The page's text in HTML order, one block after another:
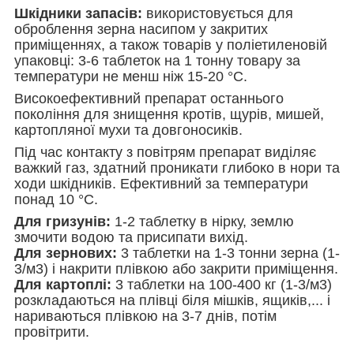
Шкідники запасів: використовується для
оброблення зерна насипом у закритих
приміщеннях, а також товарів у поліетиленовій
упаковці: 3-6 таблеток на 1 тонну товару за
температури не менш ніж 15-20 °C.
Високоефективний препарат останнього
покоління для знищення кротів, щурів, мишей,
картопляної мухи та довгоносиків.
Під час контакту з повітрям препарат виділяє
важкий газ, здатний проникати глибоко в нори та
ходи шкідників. Ефективний за температури
понад 10 °C.
Для гризунів: 1-2 таблетку в нірку, землю
змочити водою та присипати вихід.
Для зернових: 3 таблетки на 1-3 тонни зерна (1-
3/м3) і накрити плівкою або закрити приміщення.
Для картоплі: 3 таблетки на 100-400 кг (1-3/м3)
розкладаються на плівці біля мішків, ящиків,... і
нариваються плівкою на 3-7 днів, потім
провітрити.